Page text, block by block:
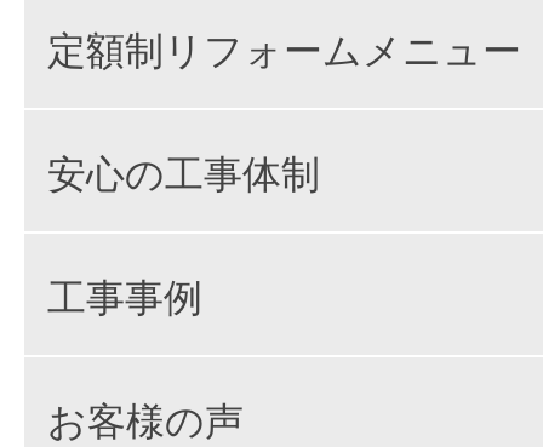
定額制リフォームメニュー
安心の工事体制
工事事例
お客様の声